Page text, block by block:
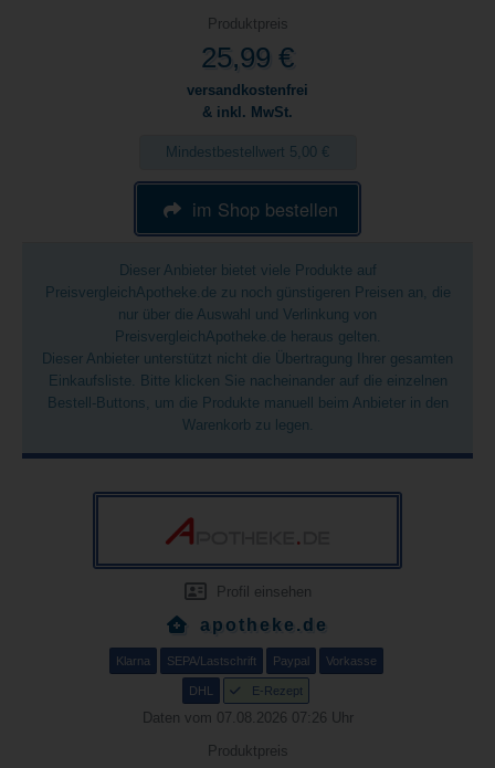
Produktpreis
25,99 €
versandkostenfrei
& inkl. MwSt.
Mindestbestellwert 5,00 €
im Shop bestellen
Dieser Anbieter bietet viele Produkte auf
PreisvergleichApotheke.de zu noch günstigeren Preisen an, die
nur über die Auswahl und Verlinkung von
PreisvergleichApotheke.de heraus gelten.
Dieser Anbieter unterstützt nicht die Übertragung Ihrer gesamten
Einkaufsliste. Bitte klicken Sie nacheinander auf die einzelnen
Bestell-Buttons, um die Produkte manuell beim Anbieter in den
Warenkorb zu legen.
Profil einsehen
apotheke.de
Klarna SEPA/Lastschrift Paypal Vorkasse
DHL E-Rezept
Daten vom 07.08.2026 07:26 Uhr
Produktpreis